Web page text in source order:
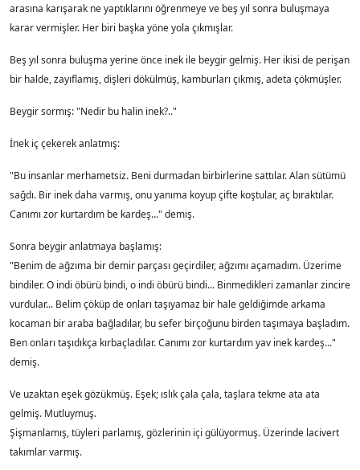
arasına karışarak ne yaptıklarını öğrenmeye ve beş yıl sonra buluşmaya
karar vermişler. Her biri başka yöne yola çıkmışlar.
Beş yıl sonra buluşma yerine önce inek ile beygir gelmiş. Her ikisi de perişan
bir halde, zayıflamış, dişleri dökülmüş, kamburları çıkmış, adeta çökmüşler.
Beygir sormış: "Nedir bu halin inek?.."
İnek iç çekerek anlatmış:
"Bu insanlar merhametsiz. Beni durmadan birbirlerine sattılar. Alan sütümü
sağdı. Bir inek daha varmış, onu yanıma koyup çifte koştular, aç bıraktılar.
Canımı zor kurtardım be kardeş..." demiş.
Sonra beygir anlatmaya başlamış:
"Benim de ağzıma bir demir parçası geçirdiler, ağzımı açamadım. Üzerime
bindiler. O indi öbürü bindi, o indi öbürü bindi... Binmedikleri zamanlar zincire
vurdular... Belim çöküp de onları taşıyamaz bir hale geldiğimde arkama
kocaman bir araba bağladılar, bu sefer birçoğunu birden taşımaya başladım.
Ben onları taşıdıkça kırbaçladılar. Canımı zor kurtardım yav inek kardeş..."
demiş.
Ve uzaktan eşek gözükmüş. Eşek; ıslık çala çala, taşlara tekme ata ata
gelmiş. Mutluymuş.
Şişmanlamış, tüyleri parlamış, gözlerinin içi gülüyormuş. Üzerinde lacivert
takımlar varmış.